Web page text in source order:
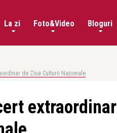
La zi Foto&Video Bloguri
de Ziua Culturii Naționale
extraordinar